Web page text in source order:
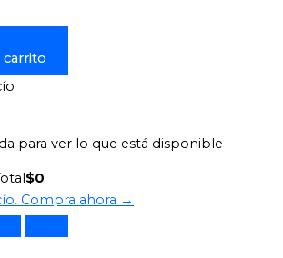
carrito
para ver lo que está disponible
$0
Compra ahora →